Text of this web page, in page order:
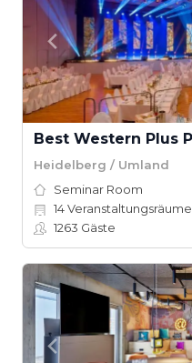
Best Western Plus
Heidelberg / Umland
Seminar Room
14Veranstaltungsräume
1263 Gäste